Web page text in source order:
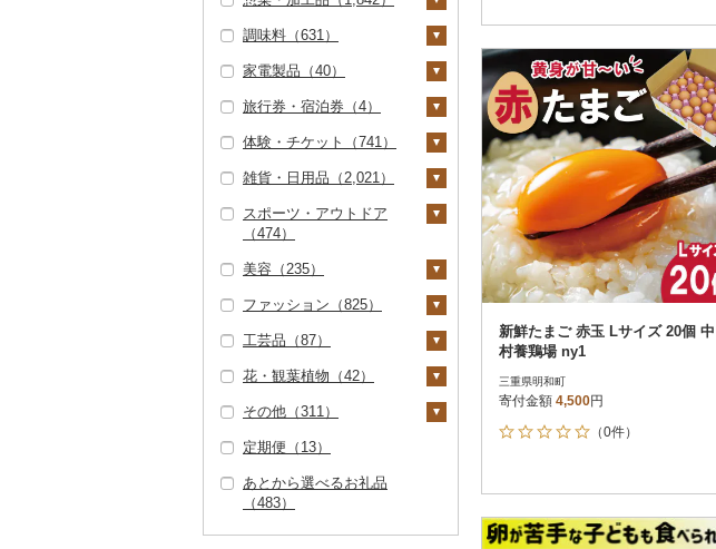
宮崎牛（0）
その他牛肉（精肉）
ブリ（4）
ほっけ（2）
その他鮮魚（22）
（19）
その他魚介・加工品
（632）
文旦（2）
まどんな（1）
ポンカン（10）
その他柑橘（159）
干し柿（2）
干し芋（30）
その他ドライフルーツ
その他果物（35）
びわ（1）
ブルーベリー（6）
パイナップル（1）
栗（2）
その他果物（23）
レタス（3）
その他野菜（93）
リングワイン（0）
その他ワイン（2）
5）
甘酒（26）
ノンアルコール（3）
（236）
静岡茶（17）
足柄茶（0）
知覧茶（0）
ンジジュース）（5）
その他果汁飲料（2
（32）
（62）
野菜ジュース（6）
炭酸飲料（23）
（31）
焼き菓子（332）
プリン（11）
ゼリー（611）
チョコレート（20）
カステラ（33）
アイス・ジェラート
（93）
その他洋菓子（294）
煎餅・おかき（72）
羊羹（15）
饅頭（36）
大福（7）
その他和菓子（383）
うどん（111）
そば（120）
パスタ（58）
ひやむぎ（5）
そうめん（134）
その他麺（85）
惣菜（749）
餃子（163）
シュウマイ（116）
コロッケ（62）
その他惣菜（448）
カレー・シチュー（8
その他鍋（9）
スープ（79）
豆腐・納豆（38）
豆腐（28）
納豆（9）
漬物（155）
梅干（32）
キムチ（40）
その他漬物（80）
缶詰・瓶詰（240）
肉（60）
魚（49）
果物（9）
ジャム（75）
3）
乾物（106）
燻製（スモーク）（3
その他加工品（372）
調味料（631）
砂糖（23）
塩（49）
醤油（51）
味噌（106）
酢（23）
こしょう（3）
その他調味料（236）
家電製品（40）
季節・空調家電（2）
キッチン家電（0）
照明器具（1）
パソコン・周辺機器
（9）
TV・オーディオ・カ
旅行券・宿泊券（4）
旅行券（0）
宿泊券（4）
体験・チケット（741）
PayPay商品券（56
食事券（34）
温泉・サウナ・スパ利
ト券（1）
雑貨・日用品（2,021）
家具・インテリア（5
6）
タンス（0）
机・テーブル（0）
椅子・チェア・ソファ
ア（50）
寝具（63）
布団（0）
枕（4）
毛布（11）
タオルケット（5）
その他寝具（43）
タオル（156）
泉州タオル（22）
その他タオル（131）
文房具・印鑑（116）
ボールペン（11）
ノート・ファイル（2
その他文房具（87）
食器（171）
グラス・カップ（6）
タンブラー（7）
箸（21）
ナイフ（17）
キッチン用品（168）
包丁（8）
フライパン（1）
日用品（329）
洗剤（18）
（14）
楽器・器材（2）
スポーツ・アウトドア
（474）
ゴルフ（51）
ゴルフボール（4）
ゴルフクラブ（0）
ゴルフウェア（0）
その他ゴルフ（37）
釣り（2）
サイクリング（0）
アウトドア・キャンプ
5）
ウェア・ユニフォーム
（0）
美容（235）
スキンケア（45）
化粧水・乳液・美容液
3）
シャンプー・リンス
（13）
入浴剤（64）
アロマ（27）
ファッション（825）
鞄・バッグ（61）
トートバッグ・ショル
ツケース（1）
その他鞄・バッグ（3
8）
洋服（182）
女性・レディース（8
子供・ベビー（38）
その他洋服（27）
和服（0）
靴・履物（353）
靴・シューズ（288）
（39）
アクセサリー（29）
ス（3）
7）
工芸品（87）
織物（4）
本場奄美大島紬（0）
その他織物（4）
陶器・漆器（6）
信楽焼（0）
唐津焼（0）
その他装飾品・工芸品
数珠（0）
工芸品（57）
花・観葉植物（42）
観葉植物・苗木（1
胡蝶蘭（0）
造花・プリザーブドフ
盆栽・その他（22）
その他（311）
地域サービス（169）
その他（156）
定期便（13）
あとから選べるお礼品
（483）
新鮮たまご 赤玉 Lサイズ 20個 中
村養鶏場 ny1
三重県明和町
寄付金額 4,500円
（0件）